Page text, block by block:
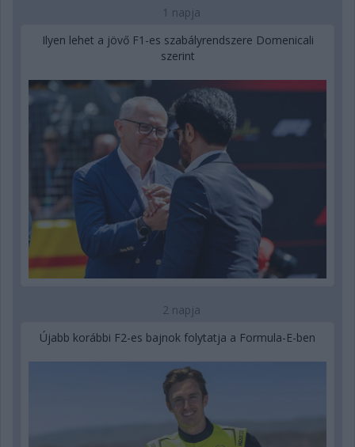
1 napja
Ilyen lehet a jövő F1-es szabályrendszere Domenicali
szerint
2 napja
Újabb korábbi F2-es bajnok folytatja a Formula-E-ben